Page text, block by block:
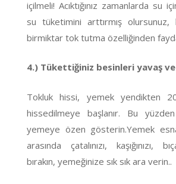
içilmeli! Acıktığınız zamanlarda su
su tüketimini arttırmış
birmiktar tok tutma özelliğinden
4.) Tükettiğiniz besinleri yavaş
Tokluk hissi, yemek yendikten
hissedilmeye başlanır. Bu
yemeye özen gösterin.Yemek
arasında çatalınızı, kaşığınızı,
bırakın, yemeğinize sık sık ara verin..